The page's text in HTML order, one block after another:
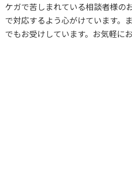
ケガで苦しまれている相談者様の
で対応するよう心がけています。
でもお受けしています。お気軽に